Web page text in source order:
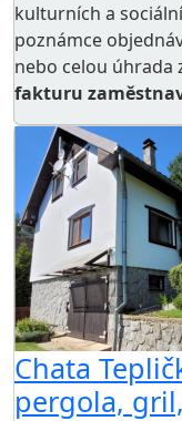
kulturních a
poznámce
nebo celou úhrada
fakturu
Chata
pergola,